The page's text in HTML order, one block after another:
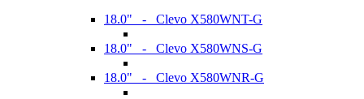
18.0" - Clevo X580WNT-G
18.0" - Clevo X580WNS-G
18.0" - Clevo X580WNR-G